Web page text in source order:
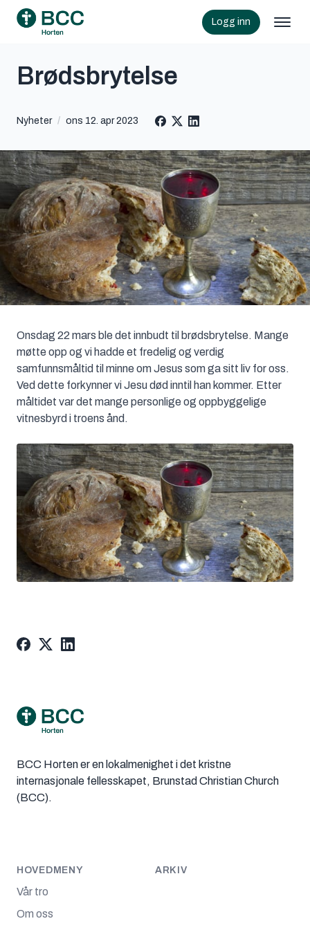
Logg inn
Brødsbrytelse
Nyheter / ons 12. apr 2023
Onsdag 22 mars ble det innbudt til brødsbrytelse. Mange
møtte opp og vi hadde et fredelig og verdig
samfunnsmåltid til minne om Jesus som ga sitt liv for oss.
Ved dette forkynner vi Jesu død inntil han kommer. Etter
måltidet var det mange personlige og oppbyggelige
vitnesbyrd i troens ånd.
BCC Horten er en lokalmenighet i det kristne
internasjonale fellesskapet, Brunstad Christian Church
(BCC).
HOVEDMENY
Vår tro
Om oss
ARKIV